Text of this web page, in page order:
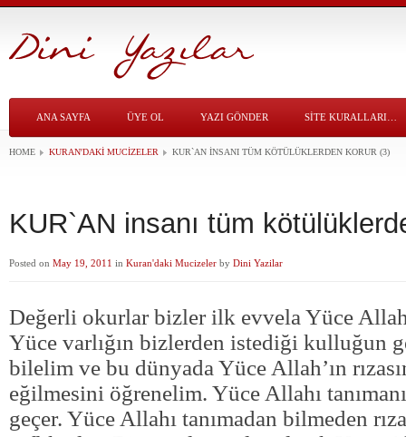
ANA SAYFA ÜYE OL YAZI GÖNDER SITE KURALLARI…
HOME KURAN'DAKI MUCIZELER KUR`AN INSANI TÜM KÖTÜLÜKLERDEN KORUR (3)
KUR`AN insanı tüm
Posted on May 19, 2011 in Kuran'daki Mucizeler by Dini Yazilar
Değerli okurlar bizler ilk evvela Yüce
Yüce varlığın bizlerden istediği kulluğun
bilelim ve bu dünyada Yüce Allah’ın
eğilmesini öğrenelim. Yüce Allahı
geçer. Yüce Allahı tanımadan bilmeden